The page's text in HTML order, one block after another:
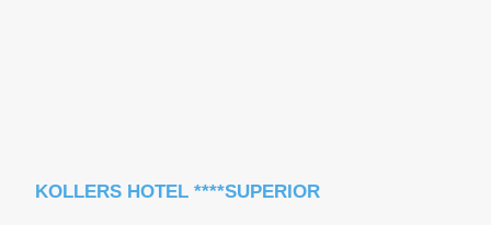
KOLLERS HOTEL ****SUPERIOR